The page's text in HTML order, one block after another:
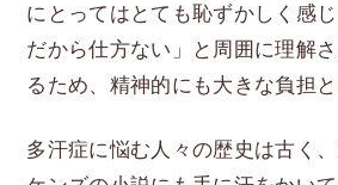
にとってはとても恥ずかしく感
だから仕方ない」と周囲に理解
るため、精神的にも大きな負担と
多汗症に悩む人々の歴史は古く